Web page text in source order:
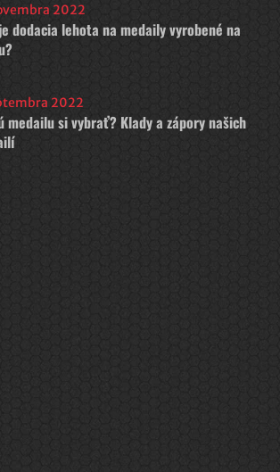
2022
dodacia lehota na medaily vyrobené na
2022
medailu si vybrať? Klady a zápory našich